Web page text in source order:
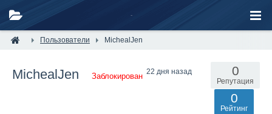
Пользователи MichealJen
MichealJen Заблокирован
22 дня назад 0
Репутация
0
Рейтинг